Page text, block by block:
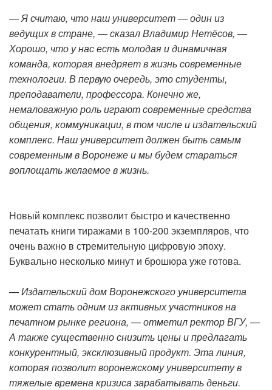
— Я считаю, что наш университет — один из
ведущих в стране, — сказал Владимир Нетёсов, —
Хорошо, что у нас есть молодая и динамичная
команда, которая внедряет в жизнь современные
технологии. В первую очередь, это студенты,
преподаватели, профессора. Конечно же,
немаловажную роль играют современные средства
общения, коммуникации, в том числе и издательский
комплекс. Наш университет должен быть самым
современным в Воронеже и мы будем стараться
воплощать желаемое в жизнь.
Новый комплекс позволит быстро и качественно
печатать книги тиражами в 100-200 экземпляров, что
очень важно в стремительную цифровую эпоху.
Буквально несколько минут и брошюра уже готова.
— Издательский дом Воронежского университета
может стать одним из активных участников на
печатном рынке региона, — отметил ректор ВГУ, —
А также существенно снизить цены и предлагать
конкурентный, эксклюзивный продукт. Эта линия,
которая позволит воронежскому университету в
тяжелые времена кризиса зарабатывать деньги.